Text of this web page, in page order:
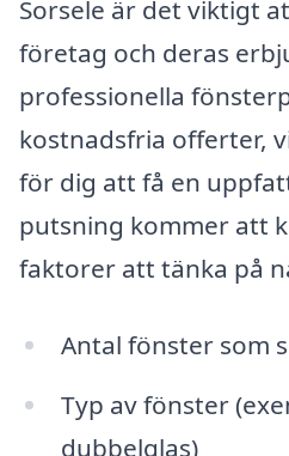
Sorsele är det viktigt
företag och deras
professionella
kostnadsfria offerter,
för dig att få en
putsning kommer att
faktorer att tänka på
Antal fönster som
Typ av fönster
dubbelglas)